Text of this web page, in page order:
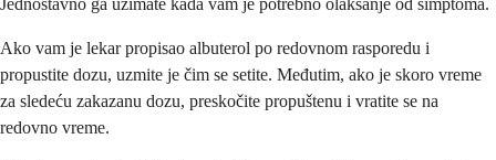
Ako vam je lekar propisao albuterol po redovnom rasporedu i
propustite dozu, uzmite je čim se setite. Međutim, ako je skoro vreme
za sledeću zakazanu dozu, preskočite propuštenu i vratite se na
redovno vreme.